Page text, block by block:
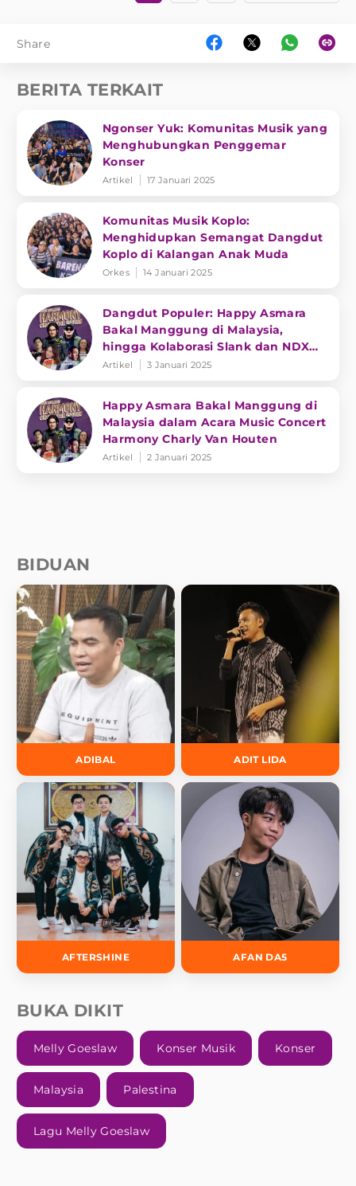
Share
BERITA TERKAIT
Ngonser Yuk: Komunitas Musik yang
Menghubungkan Penggemar
Konser
Artikel 17 Januari 2025
Komunitas Musik Koplo:
Menghidupkan Semangat Dangdut
Koplo di Kalangan Anak Muda
Orkes 14 Januari 2025
Dangdut Populer: Happy Asmara
Bakal Manggung di Malaysia,
hingga Kolaborasi Slank dan NDX
AKA
Artikel 3 Januari 2025
Happy Asmara Bakal Manggung di
Malaysia dalam Acara Music Concert
Harmony Charly Van Houten
Artikel 2 Januari 2025
BIDUAN
ADIBAL ADIT LIDA
AFTERSHINE AFAN DA5
BUKA DIKIT
Melly Goeslaw Konser Musik Konser
Malaysia Palestina
Lagu Melly Goeslaw